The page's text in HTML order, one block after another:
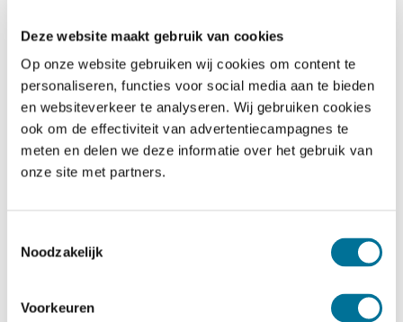
Deze website maakt gebruik van cookies
Op onze website gebruiken wij cookies om content te
personaliseren, functies voor social media aan te bieden
en websiteverkeer te analyseren. Wij gebruiken cookies
ook om de effectiviteit van advertentiecampagnes te
meten en delen we deze informatie over het gebruik van
onze site met partners.
Noodzakelijk
Voorkeuren
24 april 2023
Einde:
5 mei 2023
Koningsspelen Schoolreis groep 4 t/m 7